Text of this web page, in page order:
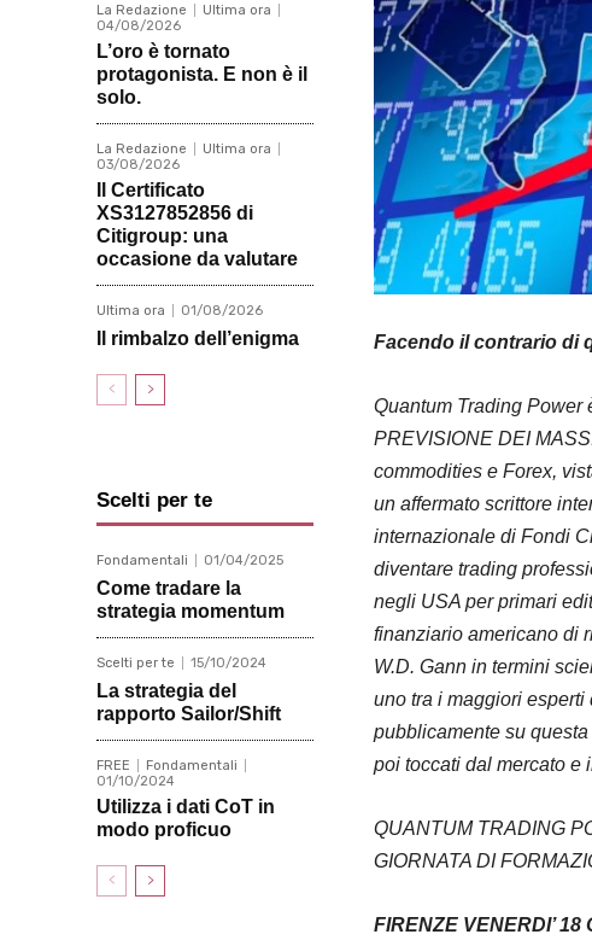
La Redazione
Ultima ora
04/08/2026
L’oro è tornato
protagonista. E non è il
solo.
La Redazione
Ultima ora
03/08/2026
Il Certificato
XS3127852856 di
Citigroup: una
occasione da valutare
Ultima ora 01/08/2026
Il rimbalzo dell’enigma
Scelti per te
Fondamentali 01/04/2025
Come tradare la
strategia momentum
Scelti per te 15/10/2024
La strategia del
rapporto Sailor/Shift
FREE
Fondamentali
01/10/2024
Utilizza i dati CoT in
modo proficuo
Facendo il contrario di
Quantum Trading Power
PREVISIONE DEI
commodities e Forex,
un affermato scrittore
internazionale di Fondi
diventare trading
negli USA per primari
finanziario americano di
W.D. Gann in termini
uno tra i maggiori
pubblicamente su
poi toccati dal mercato e
QUANTUM TRADING
GIORNATA DI
FIRENZE VENERDI’ 18